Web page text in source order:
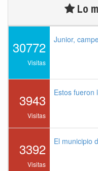
Lo
30772
Visitas
Junior,
3943
Visitas
Estos fueron
3392
Visitas
El municipio